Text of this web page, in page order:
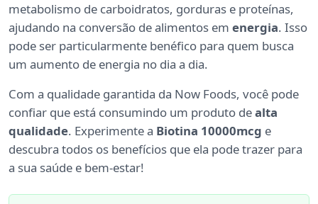
metabolismo de carboidratos, gorduras e proteínas,
ajudando na conversão de alimentos em energia. Isso
pode ser particularmente benéfico para quem busca
um aumento de energia no dia a dia.
Com a qualidade garantida da Now Foods, você pode
confiar que está consumindo um produto dealta
qualidade. Experimente a Biotina 10000mcg e
descubra todos os benefícios que ela pode trazer para
a sua saúde e bem-estar!